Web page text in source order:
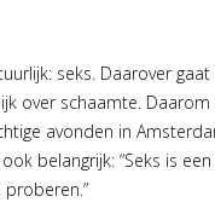
seks. Daarover
over schaamte.
avonden in
belangrijk: “Seks is